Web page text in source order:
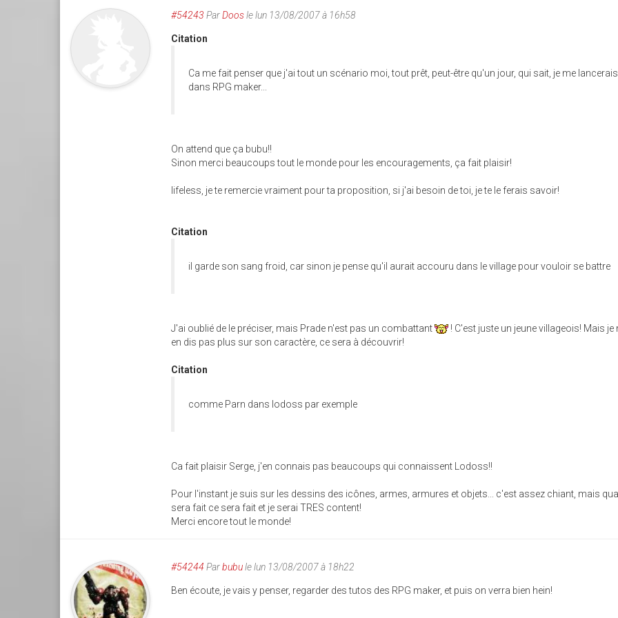
#54243 ParDoosle lun 13/08/2007 à 16h58
Citation
Ca me fait penser que j'ai tout un scénario moi, tout prêt, peut-être qu'un jour, qui sait, je me lancerais
dans RPG maker...
On attend que ça bubu!!
Sinon merci beaucoups tout le monde pour les encouragements, ça fait plaisir!
lifeless, je te remercie vraiment pour ta proposition, si j'ai besoin de toi, je te le ferais savoir!
Citation
il garde son sang froid, car sinon je pense qu'il aurait accouru dans le village pour vouloir se battre
J'ai oublié de le préciser, mais Prade n'est pas un combattant
! C'est juste un jeune villageois! Mais je
en dis pas plus sur son caractère, ce sera à découvrir!
Citation
comme Parn dans lodoss par exemple
Ca fait plaisir Serge, j'en connais pas beaucoups qui connaissent Lodoss!!
Pour l'instant je suis sur les dessins des icônes, armes, armures et objets... c'est assez chiant, mais
sera fait ce sera fait et je serai TRES content!
Merci encore tout le monde!
#54244 Parbubule lun 13/08/2007 à 18h22
Ben écoute, je vais y penser, regarder des tutos des RPG maker, et puis on verra bien hein!